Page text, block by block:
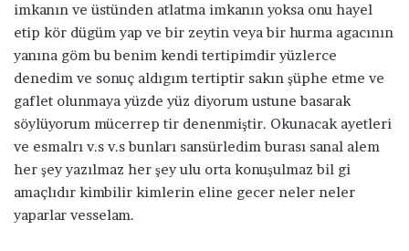
imkanın ve üstünden atlatma imkanın yoksa onu hayel
etip kör dügüm yap ve bir zeytin veya bir hurma agacının
yanına göm bu benim kendi tertipimdir yüzlerce
denedim ve sonuç aldıgım tertiptir sakın şüphe etme ve
gaflet olunmaya yüzde yüz diyorum ustune basarak
söylüyorum mücerrep tir denenmiştir. Okunacak ayetleri
ve esmalrı v.s v.s bunları sansürledim burası sanal alem
her şey yazılmaz her şey ulu orta konuşulmaz bil gi
amaçlıdır kimbilir kimlerin eline gecer neler neler
yaparlar vesselam.